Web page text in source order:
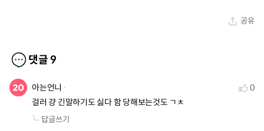
공유
댓글 9
아는언니
0
걸러 걍 긴말하기도 싫다 함 당해보는것도 ㄱㅊ
답글쓰기